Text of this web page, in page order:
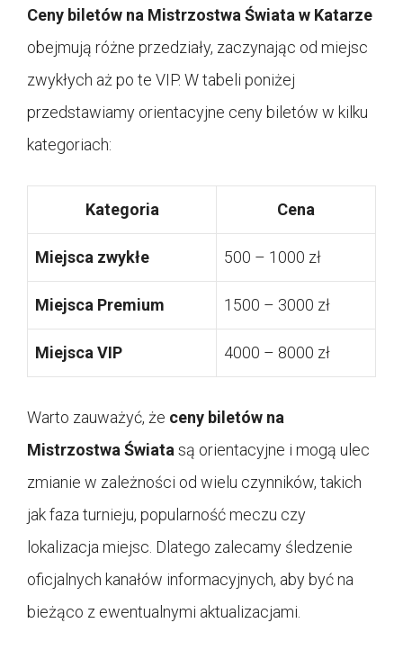
Ceny biletów na Mistrzostwa Świata w Katarze
obejmują różne przedziały, zaczynając od miejsc
zwykłych aż po te VIP. W tabeli poniżej
przedstawiamy orientacyjne ceny biletów w kilku
kategoriach:
Kategoria Cena
Miejsca zwykłe 500 – 1000 zł
Miejsca Premium 1500 – 3000 zł
Miejsca VIP 4000 – 8000 zł
Warto zauważyć, że ceny biletów na
Mistrzostwa Świata są orientacyjne i mogą ulec
zmianie w zależności od wielu czynników, takich
jak faza turnieju, popularność meczu czy
lokalizacja miejsc. Dlatego zalecamy śledzenie
oficjalnych kanałów informacyjnych, aby być na
bieżąco z ewentualnymi aktualizacjami.